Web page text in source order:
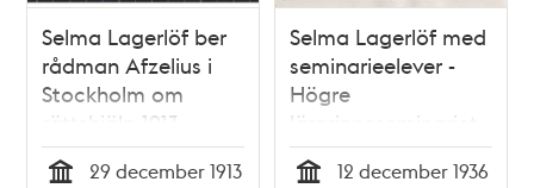
Selma Lagerlöf ber
rådman Afzelius i
Stockholm om
rättshjälp 1913
29 december 1913
Selma Lagerlöf med
seminarieelever -
Högre
lärarinneseminariet
1936
12 december 1936